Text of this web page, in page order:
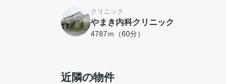
クリニック
やまき内科クリニック
4787ｍ（60分）
近隣の物件